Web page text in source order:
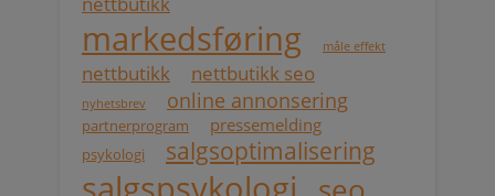
markedsføring måle effekt
nettbutikk nettbutikk seo
nyhetsbrev online annonsering
partnerprogram pressemelding
psykologi salgsoptimalisering